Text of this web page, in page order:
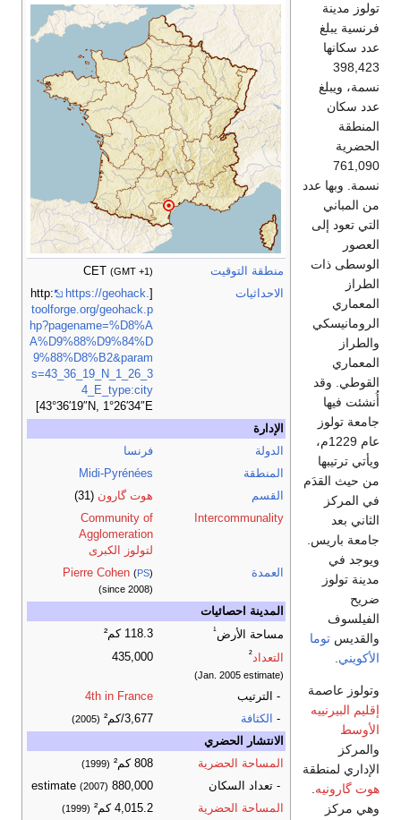
منطقة التوقيت CET (GMT +1)
الاحداثيات
https://geohack.
toolforge.org/geohack.p
hp?pagename=%D8%A
A%D9%88%D9%84%D
9%88%D8%B2&param
s=43_36_19_N_1_26_3
4_E_type:city
43°36′19″N, 1°26′34″E
الإدارة
الدولة
فرنسا
المنطقة
Midi-Pyrénées
القسم
هوت گارون (31)
Intercommunality
Community of
Agglomeration
لتولوز الكبرى
العمدة
Pierre Cohen (PS)
(since 2008)
المدينة احصائيات
مساحة الأرض¹
118.3 كم²
التعداد²
(Jan. 2005 estimate)
435,000
- الترتيب
4th in France
-
الكثافة 3,677/كم² (2005)
الانتشار الحضري
المساحة الحضرية
808 كم² (1999)
- تعداد السكان 880,000 estimate
(2007)
المساحة الحضرية 4,015.2 كم² (1999)
تولوز مدينة
فرنسية يبلغ
عدد سكانها
398,423
نسمة، ويبلغ
عدد سكان
المنطقة
الحضرية
761,090
نسمة. وبها عدد
من المباني
التي تعود إلى
العصور
الوسطى ذات
الطراز
المعماري
الرومانيسكي
والطراز
المعماري
القوطي. وقد
أُنشئت فيها
جامعة تولوز
عام 1229م،
ويأتي ترتيبها
من حيث القدَم
في المركز
الثاني بعد
جامعة باريس.
ويوجد في
مدينة تولوز
ضريح
الفيلسوف
والقديس توما
الأكويني
وتولوز عاصمة
إقليم البيرنييه
الأوسط
والمركز
الإداري لمنطقة
هوت گارونيه
وهي مركز